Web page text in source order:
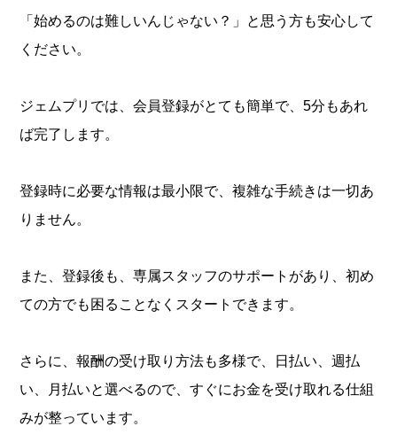
「始めるのは難しいんじゃない？」と思う方も安心して
ください。
ジェムプリでは、会員登録がとても簡単で、5分もあれ
ば完了します。
登録時に必要な情報は最小限で、複雑な手続きは一切あ
りません。
また、登録後も、専属スタッフのサポートがあり、初め
ての方でも困ることなくスタートできます。
さらに、報酬の受け取り方法も多様で、日払い、週払
い、月払いと選べるので、すぐにお金を受け取れる仕組
みが整っています。